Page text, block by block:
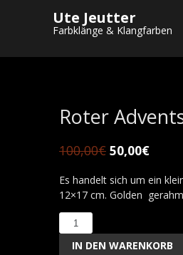
Ute Jeutter
Farbklänge & Klangfarben
Startseite/Shop
SALE/ Roter Adventskranz
Roter
100,00€ 50,00€
Es handelt sich um ein
12×17 cm. Golden
Roter
Adventskranz
IN DEN WARENKORB